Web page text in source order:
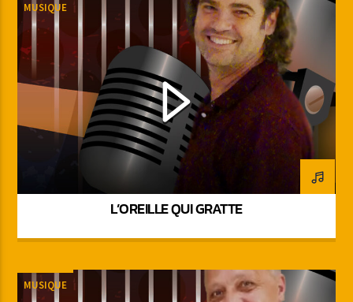
MUSIQUE
L’OREILLE QUI GRATTE
MUSIQUE